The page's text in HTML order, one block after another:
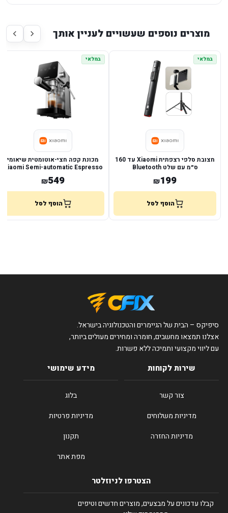
מוצרים נוספים שעשויים לעניין אותך
במלאי
חצובת סלפי רצפתית Xiaomi עד 160
ס״מ עם שלט Bluetooth
₪199
הוסף לסל
במלאי
מכונת קפה חצי-אוטומטית שיאומי
Xiaomi Semi-automatic Espresso
Machine
₪549
הוסף לסל
סיפיקס – הבית של הגיימרים והטכנולוגיה בישראל.
אצלנו תמצאו מחשבים, חומרה ומחירים מעולים ביותר,
עם ליווי מקצועי ותמיכה ללא פשרות.
שירות לקוחות
צור קשר
מדיניות משלוחים
מדיניות החזרה
מידע שימושי
בלוג
מדיניות פרטיות
תקנון
מפת אתר
הצטרפו לניוזלטר
קבלו עדכונים על מבצעים, מוצרים חדשים וטיפים